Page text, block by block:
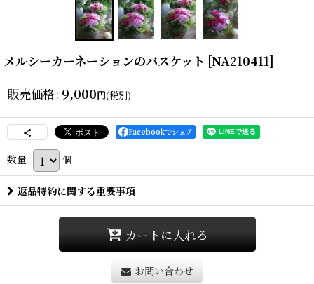
メルシーカーネーションのバスケット [NA210411]
販売価格: 9,000円(税別)
Facebookでシェア
数量: 個
返品特約に関する重要事項
カートに入れる
お問い合わせ